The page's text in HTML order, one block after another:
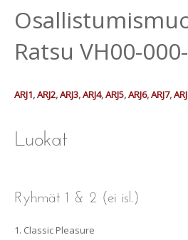
Ratsu VH00-
ARJ1,ARJ2,ARJ3,ARJ4,ARJ5,ARJ6,ARJ7,
1. Classic Pleasure